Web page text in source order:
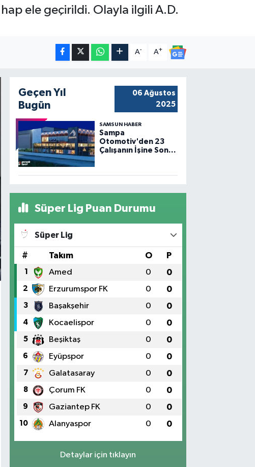
ele geçirildi. Olayla ilgili A.D.
A- A+
Geçen Yıl
Bugün
06 Ağustos
2025
SAMSUN HABER
Sampa
Otomotiv'den 23
Çalışanın İşine Son
Süper Lig Puan Durumu
Süper Lig
# Takım O P
1 Amed 0 0
2 Erzurumspor FK 0 0
3 Başakşehir 0 0
4 Kocaelispor 0 0
5 Beşiktaş 0 0
6 Eyüpspor 0 0
7 Galatasaray 0 0
8 Çorum FK 0 0
9 Gaziantep FK 0 0
10 Alanyaspor 0 0
Detaylar için tıklayın